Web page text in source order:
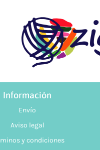
Información
Envío
Aviso legal
y condiciones